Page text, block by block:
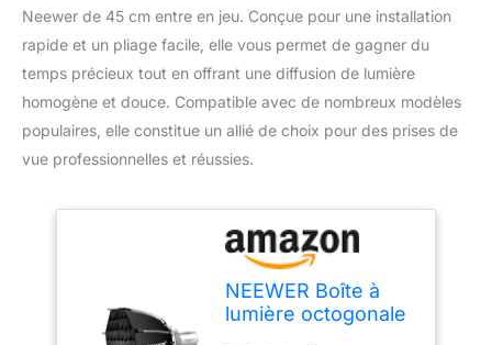
Neewer de 45 cm entre en jeu. Conçue pour une installation
rapide et un pliage facile, elle vous permet de gagner du
temps précieux tout en offrant une diffusion de lumière
homogène et douce. Compatible avec de nombreux modèles
populaires, elle constitue un allié de choix pour des prises de
vue professionnelles et réussies.
NEEWER Boîte à
lumière octogonale